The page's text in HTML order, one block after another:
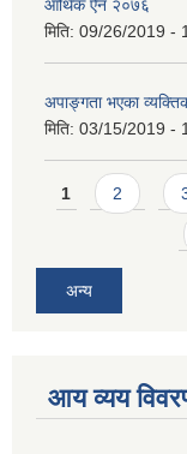
आर्थिक ऐन २०७६
मिति: 09/26/2019 -
अपाङ्गता भएका
मिति: 03/15/2019 -
Pages
1 2
अन्य
आय व्यय